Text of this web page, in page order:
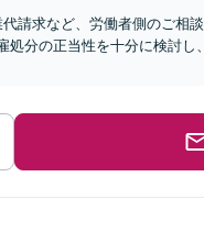
請求など、労働者側のご相
処分の正当性を十分に検討